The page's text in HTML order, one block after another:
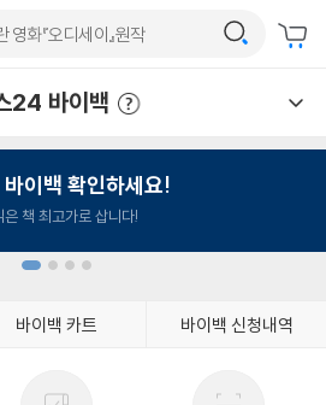
24 바이백
이백 확인하세요!
은 책 최고가로 삽니다!
바이백 카트 바이백 신청내역